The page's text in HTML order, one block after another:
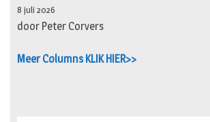
8 juli 2026
door Peter Corvers
Meer Columns KLIK HIER>>